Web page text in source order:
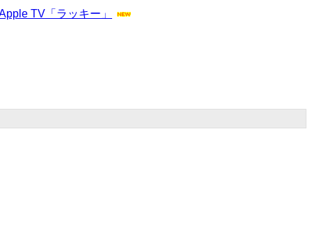
TV「ラッキー」